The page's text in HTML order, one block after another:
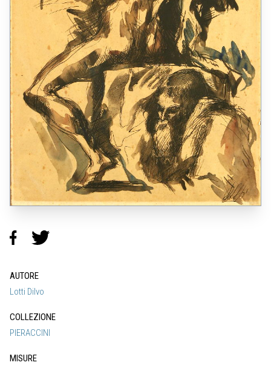
AUTORE
Lotti Dilvo
COLLEZIONE
PIERACCINI
MISURE